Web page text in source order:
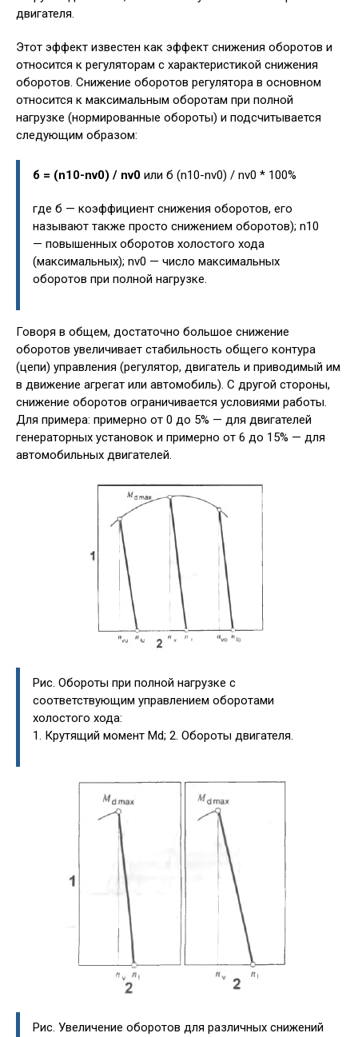
двигателя.
Этот эффект известен как эффект снижения оборотов и
относится к регуляторам с характеристикой снижения
оборотов. Снижение оборотов регулятора в основном
относится к максимальным оборотам при полной
нагрузке (нормированные обороты) и подсчитывается
следующим образом:
б = (n10-nv0) / nv0 или б (n10-nv0) / nv0 * 100%
где б — коэффициент снижения оборотов, его
называют также просто снижением оборотов); n10
— повышенных оборотов холостого хода
(максимальных); nv0 — число максимальных
оборотов при полной нагрузке.
Говоря в общем, достаточно большое снижение
оборотов увеличивает стабильность общего контура
(цепи) управления (регулятор, двигатель и приводимый им
в движение агрегат или автомобиль). С другой стороны,
снижение оборотов ограничивается условиями работы.
Для примера: примерно от 0 до 5% — для двигателей
генераторных установок и примерно от 6 до 15% — для
автомобильных двигателей.
Рис. Обороты при полной нагрузке с
соответствующим управлением оборотами
холостого хода:
1. Крутящий момент Md; 2. Обороты двигателя.
Рис. Увеличение оборотов для различных снижений